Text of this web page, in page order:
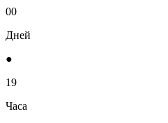
00
Дней
●
19
Часа